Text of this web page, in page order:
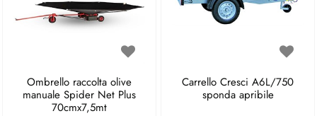
Ombrello raccolta olive
manuale Spider Net Plus
70cmx7,5mt
Carrello Cresci A6L/750
sponda apribile